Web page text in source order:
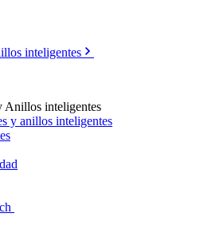
inteligentes
Anillos inteligentes
y anillos inteligentes